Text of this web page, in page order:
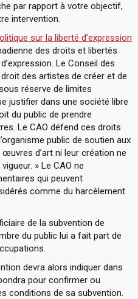
par rapport à votre objectif,
intervention.
sur la liberté d’expression
des droits et libertés
Le Conseil des
des artistes de créer et de
réserve de limites
justifier dans une société libre
du public de prendre
Le CAO défend ces droits
public de soutien aux
d’art ni leur création ne
» Le CAO ne
qui peuvent
comme du harcèlement
de la subvention de
du public lui a fait part de
devra alors indiquer dans
pour confirmer ou
conditions de sa subvention.